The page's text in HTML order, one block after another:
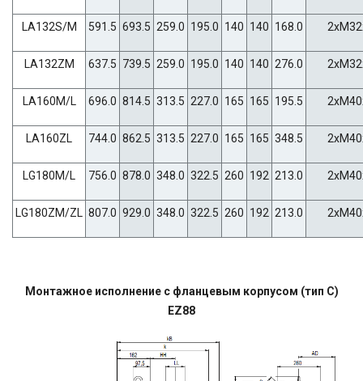
LA132S/M 591.5 693.5 259.0 195.0 140 140 168.0
LA132ZM 637.5 739.5 259.0 195.0 140 140 276.0
LA160M/L 696.0 814.5 313.5 227.0 165 165 195.5
LA160ZL 744.0 862.5 313.5 227.0 165 165 348.5
LG180M/L 756.0 878.0 348.0 322.5 260 192 213.0
LG180ZM/ZL 807.0 929.0 348.0 322.5 260 192 213.0
Монтажное исполнение с фланцевым корпусом (тип C)
EZ88